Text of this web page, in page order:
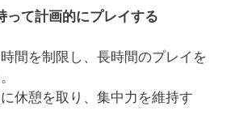
って計画的にプレイする
間を制限し、長時間のプレイを
休憩を取り、集中力を維持す